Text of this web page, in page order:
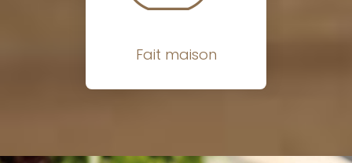
Fait maison